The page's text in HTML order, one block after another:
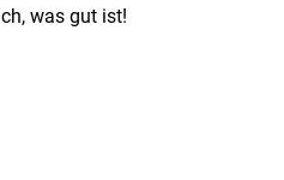
was gut ist!